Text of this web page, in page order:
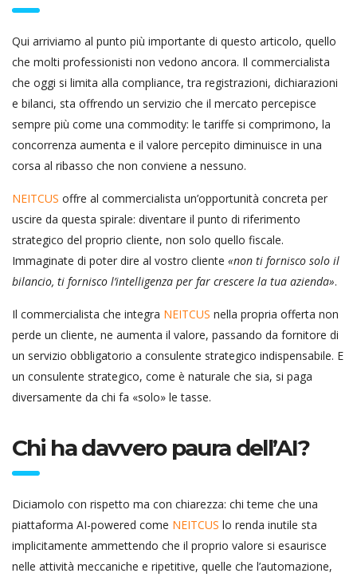
Qui arriviamo al punto più importante di questo articolo, quello
che molti professionisti non vedono ancora. Il commercialista
che oggi si limita alla compliance, tra registrazioni, dichiarazioni
e bilanci, sta offrendo un servizio che il mercato percepisce
sempre più come una commodity: le tariffe si comprimono, la
concorrenza aumenta e il valore percepito diminuisce in una
corsa al ribasso che non conviene a nessuno.
NEITCUS offre al commercialista un’opportunità concreta per
uscire da questa spirale: diventare il punto di riferimento
strategico del proprio cliente, non solo quello fiscale.
Immaginate di poter dire al vostro cliente «non ti fornisco solo il
bilancio, ti fornisco l’intelligenza per far crescere la tua azienda».
Il commercialista che integra NEITCUS nella propria offerta non
perde un cliente, ne aumenta il valore, passando da fornitore di
un servizio obbligatorio a consulente strategico indispensabile. E
un consulente strategico, come è naturale che sia, si paga
diversamente da chi fa «solo» le tasse.
Chi ha davvero paura dell’AI?
Diciamolo con rispetto ma con chiarezza: chi teme che una
piattaforma AI-powered come NEITCUS lo renda inutile sta
implicitamente ammettendo che il proprio valore si esaurisce
nelle attività meccaniche e ripetitive, quelle che l’automazione,